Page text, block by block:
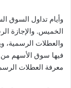
وأيام تداول السوق
الخميس. والإجازة
والعطلات الرسمية،
فيها سوق الأسهم من
معرفة العطلات